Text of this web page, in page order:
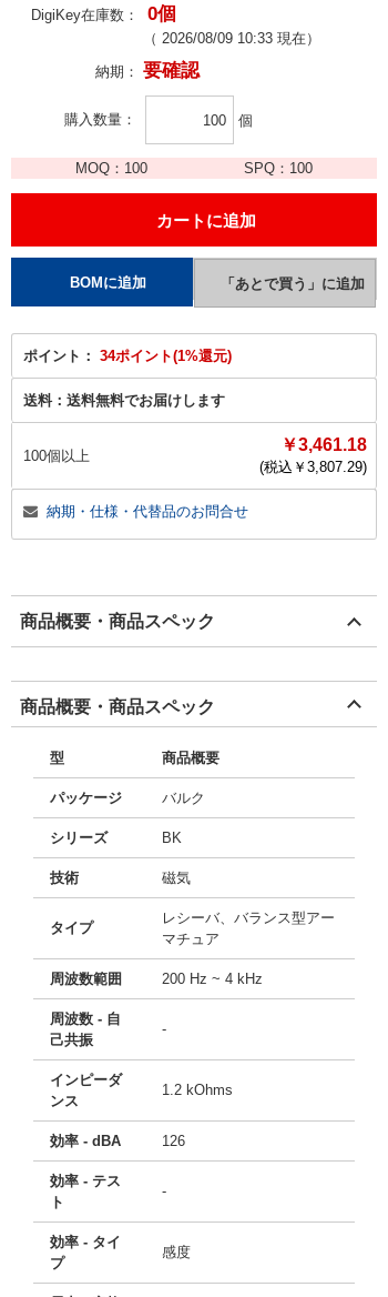
DigiKey在庫数： 0個
（ 2026/08/09 10:33 現在）
納期： 要確認
購入数量 個
MOQ： 100 SPQ： 100
ポイント： 34ポイント(1%還元)
送料： 送料無料でお届けします
100個以上
￥3,461.18
(税込￥ 3,807.29)
納期・仕様・代替品のお問合せ
商品概要・商品スペック
商品概要・商品スペック
型 商品概要
パッケージ バルク
シリーズ BK
技術 磁気
タイプ
レシーバ、バランス型アー
マチュア
周波数範囲 200 Hz ~ 4 kHz
周波数 - 自
己共振
-
インピーダ
ンス
1.2 kOhms
効率 - dBA 126
効率 - テス
ト
-
効率 - タイ
プ
感度